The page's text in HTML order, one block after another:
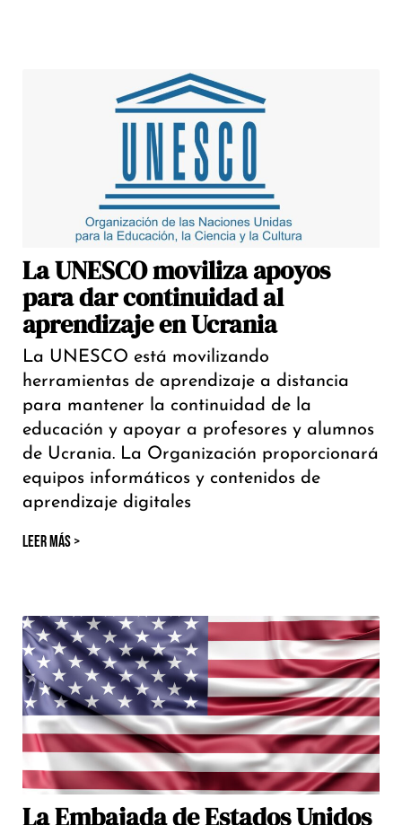
La UNESCO moviliza apoyos
para dar continuidad al
aprendizaje en Ucrania
La UNESCO está movilizando
herramientas de aprendizaje a distancia
para mantener la continuidad de la
educación y apoyar a profesores y alumnos
de Ucrania. La Organización proporcionará
equipos informáticos y contenidos de
aprendizaje digitales
LEER MÁS >
La Embajada de Estados Unidos